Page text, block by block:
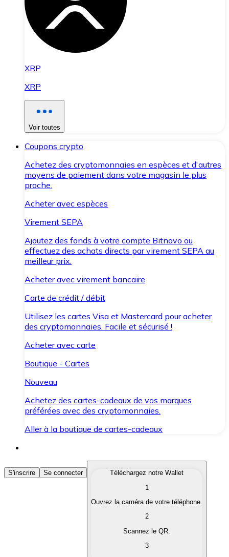
XRP
XRP
Voir toutes
Coupons crypto
Achetez des cryptomonnaies en espèces et d'autres
moyens de paiement dans votre magasin le plus
proche.
Acheter avec espèces
Virement SEPA
Ajoutez des fonds à votre compte Bitnovo ou
effectuez des achats directs par virement SEPA au
meilleur prix.
Acheter avec virement bancaire
Carte de crédit / débit
Utilisez les cartes Visa et Mastercard pour acheter
des cryptomonnaies. Facile et sécurisé !
Acheter avec carte
Boutique - Cartes
Nouveau
Achetez des cartes-cadeaux de vos marques
préférées avec des cryptomonnaies.
Aller à la boutique de cartes-cadeaux
Acheter des Cryptomonnaies
Achetez les cryptomonnaies qui vous intéressent
Convertissez vos cryptomonnaies en monnaie
S'inscrire Se connecter
Téléchargez notre Wallet
1
Ouvrez la caméra de votre téléphone.
2
Scannez le QR.
3